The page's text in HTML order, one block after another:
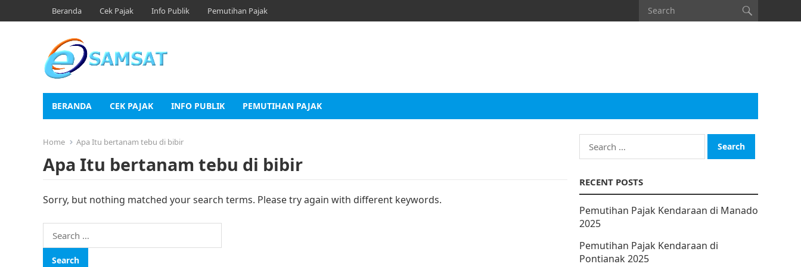
Beranda Cek Pajak Info Publik Pemutihan Pajak
BERANDA CEK PAJAK INFO PUBLIK PEMUTIHAN PAJAK
Home Apa Itu bertanam tebu di bibir
Apa Itu bertanam tebu di bibir
Sorry, but nothing matched your search terms. Please try again with different keywords.
Search
for:
Search
for:
RECENT POSTS
Pemutihan Pajak Kendaraan di Manado
2025
Pemutihan Pajak Kendaraan di
Pontianak 2025